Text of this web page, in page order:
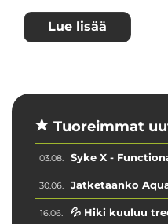
Lue lisää
Tuoreimmat
03.08. Syke X -
30.06. Jatketaanko
16.06. 💦 Hiki kuuluu